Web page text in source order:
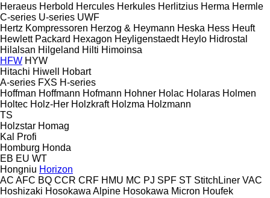
Heraeus Herbold Hercules Herkules Herlitzius Herma Hermle
C-series U-series UWF
Hertz Kompressoren Herzog & Heymann Heska Hess Heuft
Hewlett Packard Hexagon Heyligenstaedt Heylo Hidrostal
Hilalsan Hilgeland Hilti Himoinsa
HFW HYW
Hitachi Hiwell
Hobart
A-series FXS H-series
Hoffman Hoffmann Hofmann Hohner Holac Holaras Holmen
Holtec Holz-Her Holzkraft Holzma Holzmann
TS
Holzstar Homag
Kal
Profi
Homburg Honda
EB EU WT
Hongniu Horizon
AC AFC BQ CCR CRF HMU MC PJ SPF ST StitchLiner VAC
Hoshizaki Hosokawa Alpine Hosokawa Micron Houfek